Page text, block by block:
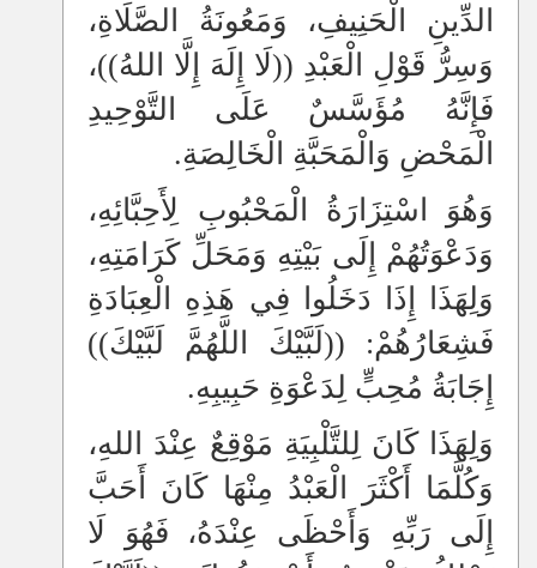
الدِّينِ الْحَنِيفِ، وَمَعُونَةُ الصَّلَاةِ،
وَسِرُّ قَوْلِ الْعَبْدِ ((لَا إِلَهَ إِلَّا اللهُ))،
فَإِنَّهُ مُؤَسَّسٌ عَلَى التَّوْحِيدِ
الْمَحْضِ وَالْمَحَبَّةِ الْخَالِصَةِ.
وَهُوَ اسْتِزَارَةُ الْمَحْبُوبِ لِأَحِبَّائِهِ،
وَدَعْوَتُهُمْ إِلَى بَيْتِهِ وَمَحَلِّ كَرَامَتِهِ،
وَلِهَذَا إِذَا دَخَلُوا فِي هَذِهِ الْعِبَادَةِ
فَشِعَارُهُمْ: ((لَبَّيْكَ اللَّهُمَّ لَبَّيْكَ))
إِجَابَةُ مُحِبٍّ لِدَعْوَةِ حَبِيبِهِ.
وَلِهَذَا كَانَ لِلتَّلْبِيَةِ مَوْقِعٌ عِنْدَ اللهِ،
وَكُلَّمَا أَكْثَرَ الْعَبْدُ مِنْهَا كَانَ أَحَبَّ
إِلَى رَبِّهِ وَأَحْظَى عِنْدَهُ، فَهُوَ لَا